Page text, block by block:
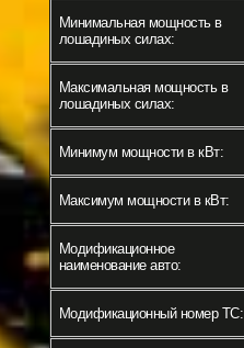
Минимальная мощность в
лошадиных силах:
Максимальная мощность в
лошадиных силах:
Минимум мощности в кВт:
Максимум мощности в кВт:
Модификационное
наименование авто:
Модификационный номер ТС: